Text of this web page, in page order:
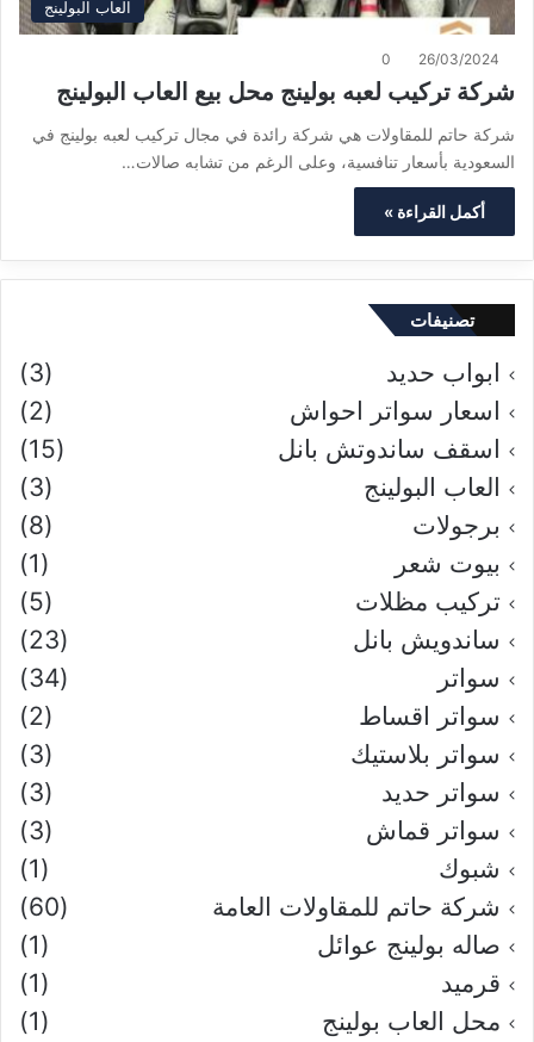
العاب البولينج
26/03/2024
0
شركة تركيب لعبه بولينج محل بيع العاب البولينج
شركة حاتم للمقاولات هي شركة رائدة في مجال تركيب لعبه بولينج في
السعودية بأسعار تنافسية، وعلى الرغم من تشابه صالات…
أكمل القراءة »
تصنيفات
ابواب حديد
(3)
اسعار سواتر احواش
(2)
اسقف ساندوتش بانل
(15)
العاب البولينج
(3)
برجولات
(8)
بيوت شعر
(1)
تركيب مظلات
(5)
ساندويش بانل
(23)
سواتر
(34)
سواتر اقساط
(2)
سواتر بلاستيك
(3)
سواتر حديد
(3)
سواتر قماش
(3)
شبوك
(1)
شركة حاتم للمقاولات العامة
(60)
صاله بولينج عوائل
(1)
قرميد
(1)
محل العاب بولينج
(1)